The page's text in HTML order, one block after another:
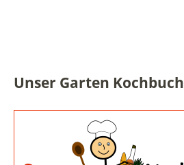
Unser Garten Kochbuch